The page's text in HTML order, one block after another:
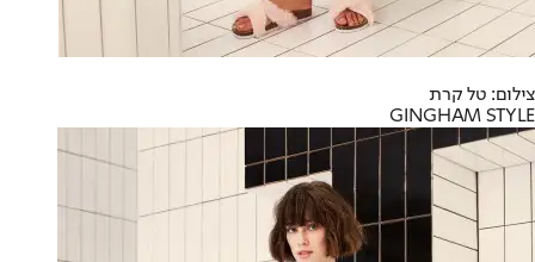
צילום: טל קרת
GINGHAM STYLE